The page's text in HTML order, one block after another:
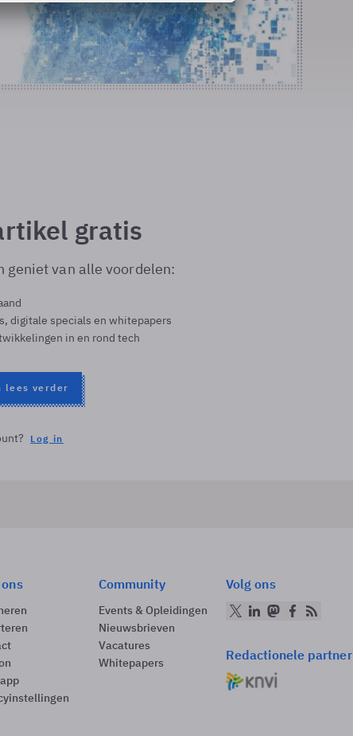
gratis
geniet van alle voordelen:
digitale specials en whitepapers
in en rond tech
lees verder
Log in
Community
Events & Opleidingen
Nieuwsbrieven
Vacatures
Whitepapers
Volg ons
Redactionele partner